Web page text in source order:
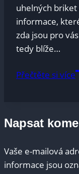
uhelných
informace,
zda jsou pro
tedy blíže…
Přečtěte si více
Napsat
Vaše e-mailová
informace jsou